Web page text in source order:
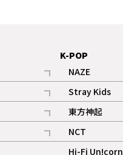
K-POP
NAZE
記事
Stray Kids
記事
東方神起
記事
NCT
記事
Hi-Fi Un!corn